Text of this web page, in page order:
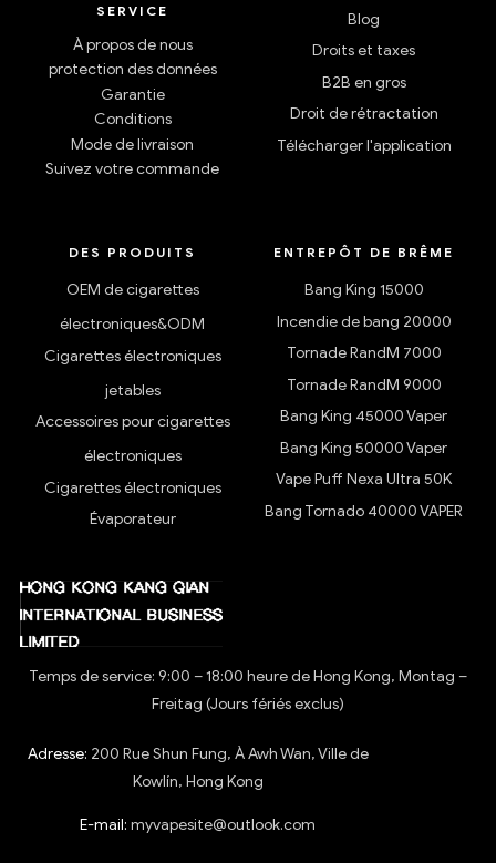
SERVICE
À propos de nous
protection des données
Garantie
Conditions
Mode de livraison
Suivez votre commande
Blog
Droits et taxes
B2B en gros
Droit de rétractation
Télécharger l'application
DES PRODUITS
OEM de cigarettes
électroniques&ODM
Cigarettes électroniques
jetables
Accessoires pour cigarettes
électroniques
Cigarettes électroniques
Évaporateur
ENTREPÔT DE BRÊME
Bang King 15000
Incendie de bang 20000
Tornade RandM 7000
Tornade RandM 9000
Bang King 45000 Vaper
Bang King 50000 Vaper
Vape Puff Nexa Ultra 50K
Bang Tornado 40000 VAPER
Temps de service: 9:00 – 18:00 heure de Hong Kong, Montag –
Freitag (Jours fériés exclus)
Adresse: 200 Rue Shun Fung, À Awh Wan, Ville de
Kowlín, Hong Kong
E-mail: myvapesite@outlook.com